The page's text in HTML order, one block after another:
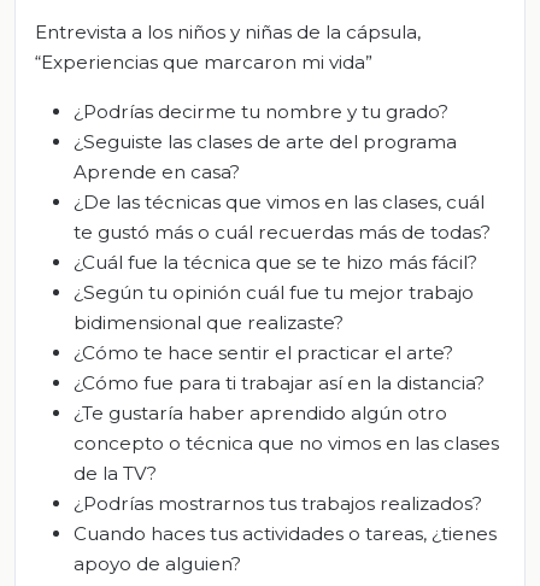
Entrevista a los niños y niñas de la cápsula,
“Experiencias que marcaron mi vida”
¿Podrías decirme tu nombre y tu grado?
¿Seguiste las clases de arte del programa
Aprende en casa?
¿De las técnicas que vimos en las clases, cuál
te gustó más o cuál recuerdas más de todas?
¿Cuál fue la técnica que se te hizo más fácil?
¿Según tu opinión cuál fue tu mejor trabajo
bidimensional que realizaste?
¿Cómo te hace sentir el practicar el arte?
¿Cómo fue para ti trabajar así en la distancia?
¿Te gustaría haber aprendido algún otro
concepto o técnica que no vimos en las clases
de la TV?
¿Podrías mostrarnos tus trabajos realizados?
Cuando haces tus actividades o tareas, ¿tienes
apoyo de alguien?